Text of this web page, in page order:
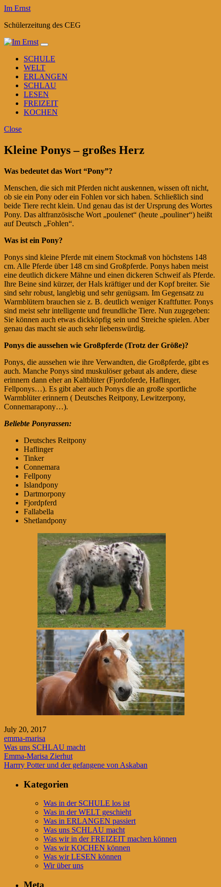
Im Ernst
Schülerzeitung des CEG
SCHULE
WELT
ERLANGEN
SCHLAU
LESEN
FREIZEIT
KOCHEN
Close
Kleine Ponys – großes Herz
Was bedeutet das Wort “Pony”?
Menschen, die sich mit Pferden nicht auskennen, wissen oft nicht,
ob sie ein Pony oder ein Fohlen vor sich haben. Schließlich sind
beide Tiere recht klein. Und genau das ist der Ursprung des Wortes
Pony. Das altfranzösische Wort „poulenet“ (heute „pouliner“) heißt
auf Deutsch „Fohlen“.
Was ist ein Pony?
Ponys sind kleine Pferde mit einem Stockmaß von höchstens 148
cm. Alle Pferde über 148 cm sind Großpferde. Ponys haben meist
eine deutlich dickere Mähne und einen dickeren Schweif als Pferde.
Ihre Beine sind kürzer, der Hals kräftiger und der Kopf breiter. Sie
sind sehr robust, langlebig und sehr genügsam. Im Gegensatz zu
Warmblütern brauchen sie z. B. deutlich weniger Kraftfutter. Ponys
sind meist sehr intelligente und freundliche Tiere. Nun zugegeben:
Sie können auch etwas dickköpfig sein und Streiche spielen. Aber
genau das macht sie auch sehr liebenswürdig.
Ponys die aussehen wie Großpferde (Trotz der Größe)?
Ponys, die aussehen wie ihre Verwandten, die Großpferde, gibt es
auch. Manche Ponys sind muskulöser gebaut als andere, diese
erinnern dann eher an Kaltblüter (Fjordoferde, Haflinger,
Fellponys…). Es gibt aber auch Ponys die an große sportliche
Warmblüter erinnern ( Deutsches Reitpony, Lewitzerpony,
Connemarapony…).
Beliebte Ponyrassen:
Deutsches Reitpony
Haflinger
Tinker
Connemara
Fellpony
Islandpony
Dartmorpony
Fjordpferd
Fallabella
Shetlandpony
July 20, 2017
emma-marisa
Was uns SCHLAU macht
Emma-Marisa Zierhut
Beitragsnavigation
Harrry Potter und der gefangene von Askaban
Kategorien
Was in der SCHULE los ist
Was in der WELT geschieht
Was in ERLANGEN passiert
Was uns SCHLAU macht
Was wir in der FREIZEIT machen können
Was wir KOCHEN können
Was wir LESEN können
Wir über uns
Meta